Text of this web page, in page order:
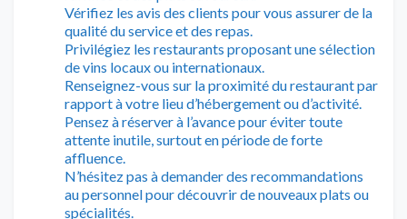
Vérifiez les avis des clients pour vous assurer de la
qualité du service et des repas.
Privilégiez les restaurants proposant une sélection
de vins locaux ou internationaux.
Renseignez-vous sur la proximité du restaurant par
rapport à votre lieu d’hébergement ou d’activité.
Pensez à réserver à l’avance pour éviter toute
attente inutile, surtout en période de forte
affluence.
N’hésitez pas à demander des recommandations
au personnel pour découvrir de nouveaux plats ou
spécialités.